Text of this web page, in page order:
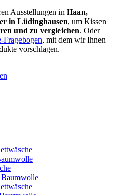
Ausstellungen in Haan,
in Lüdinghausen, um Kissen
und zu vergleichen. Oder
Fragebogen, mit dem wir Ihnen
vorschlagen.